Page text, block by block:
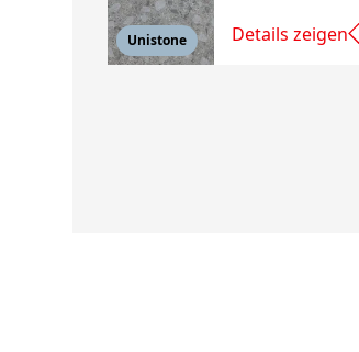
Unistone Details zeigen